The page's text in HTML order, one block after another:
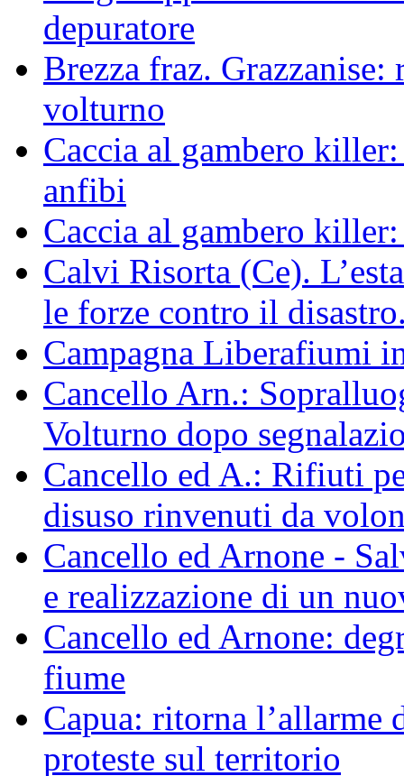
depuratore
Brezza fraz.
volturno
Caccia al gambero
anfibi
Caccia al gambero
Calvi Risorta (Ce).
le forze contro il
Campagna Liberafiumi
Cancello Arn.:
Volturno dopo
Cancello ed A.: Rifiuti
disuso rinvenuti da
Cancello ed Arnone -
e realizzazione di un
Cancello ed Arnone:
fiume
Capua: ritorna l’allarme
proteste sul territorio